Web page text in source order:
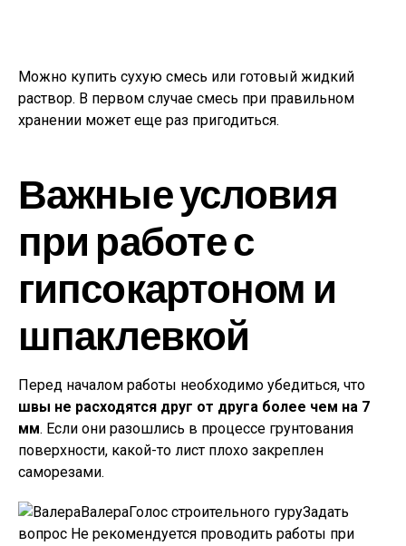
Можно купить сухую смесь или готовый жидкий
раствор. В первом случае смесь при правильном
хранении может еще раз пригодиться.
Важные условия
при работе с
гипсокартоном и
шпаклевкой
Перед началом работы необходимо убедиться, что
швы не расходятся друг от друга более чем на 7
мм. Если они разошлись в процессе грунтования
поверхности, какой-то лист плохо закреплен
саморезами.
ВалераГолос строительного гуруЗадать
вопрос Не рекомендуется проводить работы при